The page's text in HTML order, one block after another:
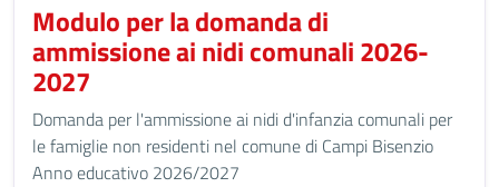
Modulo per la domanda di
ammissione ai nidi comunali 2026-
2027
Domanda per l'ammissione ai nidi d'infanzia comunali per
le famiglie non residenti nel comune di Campi Bisenzio
Anno educativo 2026/2027